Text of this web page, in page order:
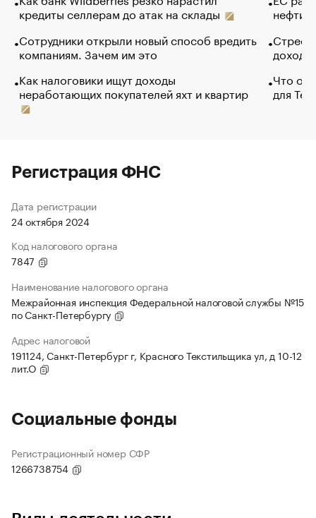
кредиты селлерам до атак на склады
Сотрудники открыли новый способ вредить
компаниям. Зачем им это
Как налоговики ищут доходы
неработающих покупателей яхт и квартир
нефти
Что
для
Регистрация ФНС
Дата регистрации
24 октября 2024
Код налогового органа
7847
Наименование налогового органа
Межрайонная инспекция Федеральной налоговой службы №15
по Санкт-Петербургу
Адрес налоговой
191124, Санкт-Петербург г, Красного Текстильщика ул, д 10-12
лит.О
Социальные фонды
Регистрационный номер СФР
1266738754